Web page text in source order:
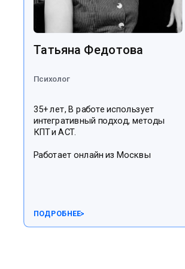
Татьяна Федотова
Психолог
35+ лет, В работе использует
интегративный подход, методы
КПТ и АСТ.
Работает онлайн из Москвы
ПОДРОБНЕЕ>
Проекты фонда реализуются при поддержке: